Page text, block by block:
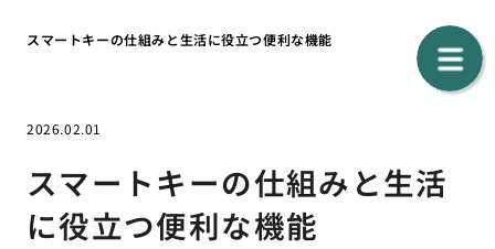
スマートキーの仕組みと生活に役立つ便利な機能
2026.02.01
スマートキーの仕組みと生活
に役立つ便利な機能